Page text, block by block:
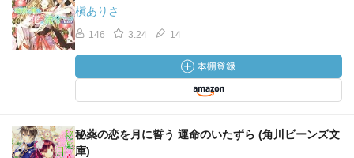
槇ありさ
146 3.24 14
秘薬の恋を月に誓う 運命のいたずら (角川ビーンズ文
庫)